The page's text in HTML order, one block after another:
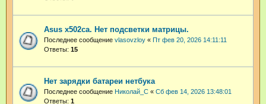
Asus x502ca. Нет подсветки матрицы.
Последнее сообщение vlasovzloy « Пт фев 20, 2026 14:11:11
Ответы: 15
Нет зарядки батареи нетбука
Последнее сообщение Николай_С « Сб фев 14, 2026 13:48:01
Ответы: 1